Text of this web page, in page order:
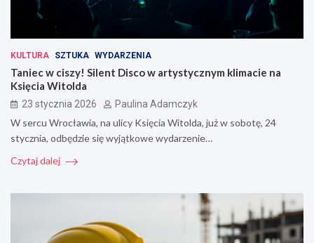
KULTURA SZTUKA WYDARZENIA
Taniec w ciszy! Silent Disco w artystycznym klimacie na
Księcia Witolda
23 stycznia 2026 Paulina Adamczyk
W sercu Wrocławia, na ulicy Księcia Witolda, już w sobotę, 24
stycznia, odbędzie się wyjątkowe wydarzenie…
Czytaj dalej